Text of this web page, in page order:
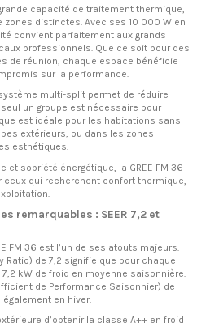
capacité de traitement thermique,
zones distinctes. Avec ses 10 000 W en
convient parfaitement aux grands
professionnels. Que ce soit pour des
de réunion, chaque espace bénéficie
sur la performance.
multi-split permet de réduire
un groupe est nécessaire pour
est idéale pour les habitations sans
extérieurs, ou dans les zones
esthétiques.
sobriété énergétique, la GREE FM 36
qui recherchent confort thermique,
remarquables : SEER 7,2 et
FM 36 est l’un de ses atouts majeurs.
Ratio) de 7,2 signifie que pour chaque
kW de froid en moyenne saisonnière.
de Performance Saisonnier) de
en hiver.
d’obtenir la classe A++ en froid